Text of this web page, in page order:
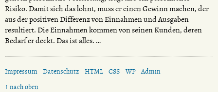
Risiko. Damit sich das lohnt, muss er einen Gewinn machen, der
aus der positiven Differenz von Einnahmen und Ausgaben
resultiert. Die Einnahmen kommen von seinen Kunden, deren
Bedarf er deckt. Das ist alles. …
Impressum Datenschutz HTML CSS WP Admin
↑ nach oben